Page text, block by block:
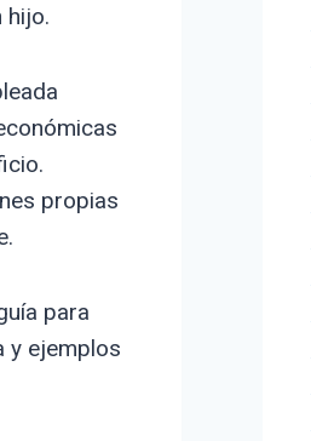
hijo.
propias
para
y ejemplos